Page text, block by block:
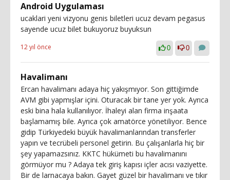
Android Uygulaması
ucaklari yeni vizyonu genis biletleri ucuz devam pegasus
sayende ucuz bilet bukuyoruz buyuksun
12 yıl önce 0 0
Havalimanı
Ercan havalimanı adaya hiç yakışmıyor. Son gittiğimde
AVM gibi yapmışlar içini. Oturacak bir tane yer yok. Ayrıca
eski bina hala kullanılıyor. İhaleyi alan firma inşaata
başlamamış bile. Ayrıca çok amatörce yönetiliyor. Bence
gidip Türkiyedeki büyük havalimanlarından transferler
yapın ve tecrübeli personel getirin. Bu çalışanlarla hiç bir
şey yapamazsınız. KKTC hükümeti bu havalimanını
görmüyor mu ? Adaya tek giriş kapısı içler acısı vaziyette.
Bir de larnacaya bakın. Gayet güzel bir havalimanı ve tıkır